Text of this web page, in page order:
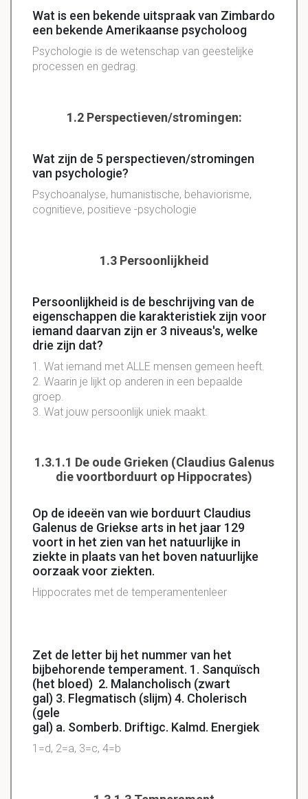
Wat is een bekende uitspraak van Zimbardo
een bekende Amerikaanse psycholoog
Psychologie is de wetenschap van geestelijke
processen en gedrag.
1.2 Perspectieven/stromingen:
Wat zijn de 5 perspectieven/stromingen
van psychologie?
Psychoanalyse, humanistische, behaviorisme,
cognitieve, positieve -psychologie
1.3 Persoonlijkheid
Persoonlijkheid is de beschrijving van de
eigenschappen die karakteristiek zijn voor
iemand daarvan zijn er 3 niveaus's, welke
drie zijn dat?
1. Wat iemand met ALLE mensen gemeen heeft.
2. Waarin je lijkt op anderen in een bepaalde
groep.
3. Wat jouw persoonlijk uniek maakt.
1.3.1.1 De oude Grieken (Claudius Galenus
die voortborduurt op Hippocrates)
Op de ideeën van wie borduurt Claudius
Galenus de Griekse arts in het jaar 129
voort in het zien van het natuurlijke in
ziekte in plaats van het boven natuurlijke
oorzaak voor ziekten.
Hippocrates met de temperamentenleer
Zet de letter bij het nummer van het
bijbehorende temperament. 1. Sanquïsch
(het bloed) 2. Malancholisch (zwart
gal) 3. Flegmatisch (slijm) 4. Cholerisch
(gele
gal) a. Somberb. Driftigc. Kalmd. Energiek
1=d, 2=a, 3=c, 4=b